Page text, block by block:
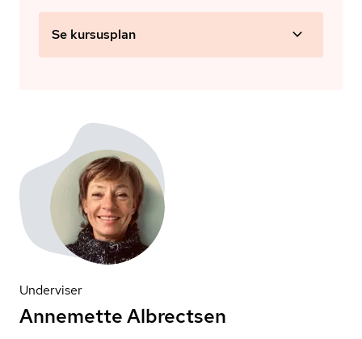
Se kursusplan
Underviser
Annemette Albrectsen